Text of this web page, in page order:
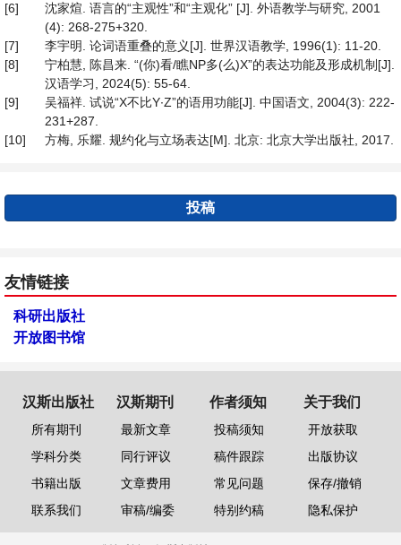
[6]
沈家煊. 语言的“主观性”和“主观化” [J]. 外语教学与研究, 2001
(4): 268-275+320.
[7]
李宇明. 论词语重叠的意义[J]. 世界汉语教学, 1996(1): 11-20.
[8]
宁柏慧, 陈昌来. “(你)看/瞧NP多(么)X”的表达功能及形成机制[J].
汉语学习, 2024(5): 55-64.
[9]
吴福祥. 试说“X不比Y∙Z”的语用功能[J]. 中国语文, 2004(3): 222-
231+287.
[10]
方梅, 乐耀. 规约化与立场表达[M]. 北京: 北京大学出版社, 2017.
投稿
友情链接
科研出版社
开放图书馆
汉斯出版社
所有期刊
学科分类
书籍出版
联系我们
汉斯期刊
最新文章
同行评议
文章费用
审稿/编委
作者须知
投稿须知
稿件跟踪
常见问题
特别约稿
关于我们
开放获取
出版协议
保存/撤销
隐私保护